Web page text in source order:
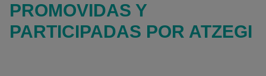
PROMOVIDAS Y
PARTICIPADAS POR ATZEGI